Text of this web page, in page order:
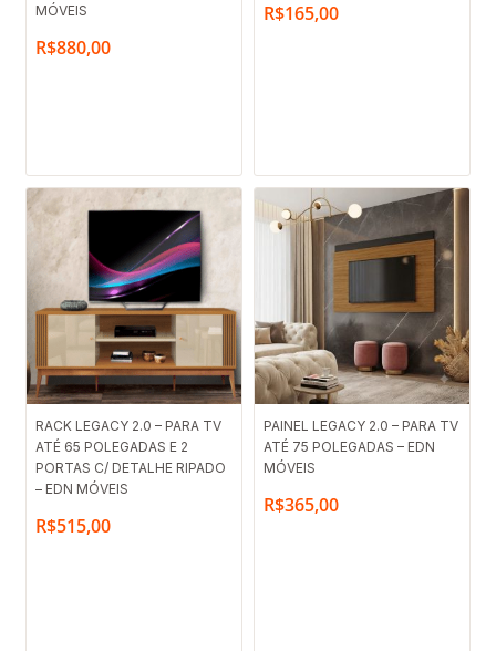
MÓVEIS
R$880,00
R$165,00
RACK LEGACY 2.0 – PARA TV
ATÉ 65 POLEGADAS E 2
PORTAS C/ DETALHE RIPADO
– EDN MÓVEIS
R$515,00
PAINEL LEGACY 2.0 – PARA TV
ATÉ 75 POLEGADAS – EDN
MÓVEIS
R$365,00